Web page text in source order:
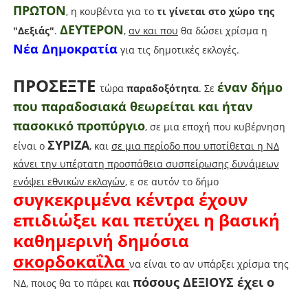
ΠΡΩΤΟΝ, η κουβέντα για το τι γίνεται στο χώρο της
"Δεξιάς". ΔΕΥΤΕΡΟΝ, αν και που θα δώσει χρίσμα η
Νέα Δημοκρατίαγια τις δημοτικές εκλογές.
ΠΡΟΣΕΞΤΕ τώρα παραδοξότητα. Σε έναν δήμο
που παραδοσιακά θεωρείται και ήταν
πασοκικό προπύργιο, σε μια εποχή που κυβέρνηση
είναι ο ΣΥΡΙΖΑ, και σε μια περίοδο που υποτίθεται η ΝΔ
κάνει την υπέρτατη προσπάθεια συσπείρωσης δυνάμεων
ενόψει εθνικών εκλογών, ε σε αυτόν το δήμο
συγκεκριμένα κέντρα έχουν
επιδιώξει και πετύχει η βασική
καθημερινή δημόσια
σκορδοκαΐλα να είναι το αν υπάρξει χρίσμα της
ΝΔ, ποιος θα το πάρει και πόσους ΔΕΞΙΟΥΣ έχει ο